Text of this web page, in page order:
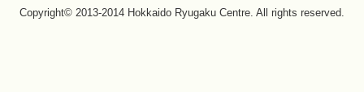
Copyright© 2013-2014 Hokkaido Ryugaku Centre. All rights reserved.